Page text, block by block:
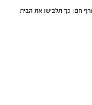
חם: כך תלבישו את הבית